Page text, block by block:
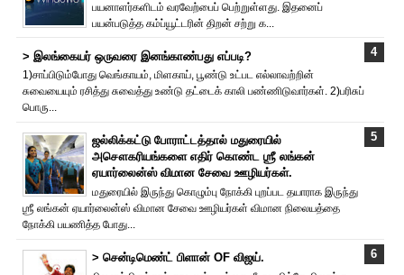
பயனாளர்களிடம் வரவேற்பைப் பெற்றுள்ளது. இதனைப்
பயன்படுத்த கம்ப்யூட்டரின் திறன் சற்று க...
> இலங்கையர் ஒருவரை இனங்காண்பது எப்படி?
1)சாப்பிடும்போது வெங்காயம், மிளகாய், பூண்டு உட்பட எல்லாவற்றின்
சுவையையும் ரசித்து சுவைத்து உண்டு தட்டைக் காலி பண்ணிடுவார்கள். 2)பரிசுப்
பொரு...
ஜல்லிக்கட்டு போராட்டத்தால் மதுரையில்
அசௌகரியங்களை எதிர் கொண்ட ஶ்ரீ லங்கன்
ஏயார்லைன்ஸ் விமான சேவை ஊழியர்கள்.
மதுரையில் இருந்து கொழும்பு நோக்கி புறப்பட தயாராக இருந்து
ஶ்ரீ லங்கன் ஏயார்லைன்ஸ் விமான சேவை ஊழியர்கள் விமான நிலையத்தை
நோக்கி பயணித்த போது...
> சென்டிமெண்ட் பிளான் OF விஜய்.